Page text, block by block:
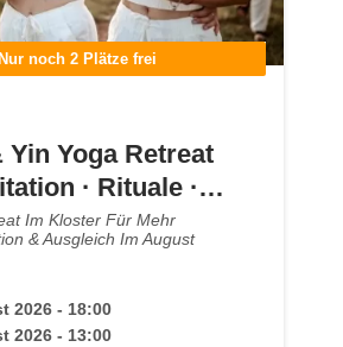
Nur noch 2 Plätze frei
Yin Yoga Retreat
· Rituale ·
Steinfeld
Im Kloster Für Mehr
& Ausgleich Im August
2026 - 18:00
2026 - 13:00